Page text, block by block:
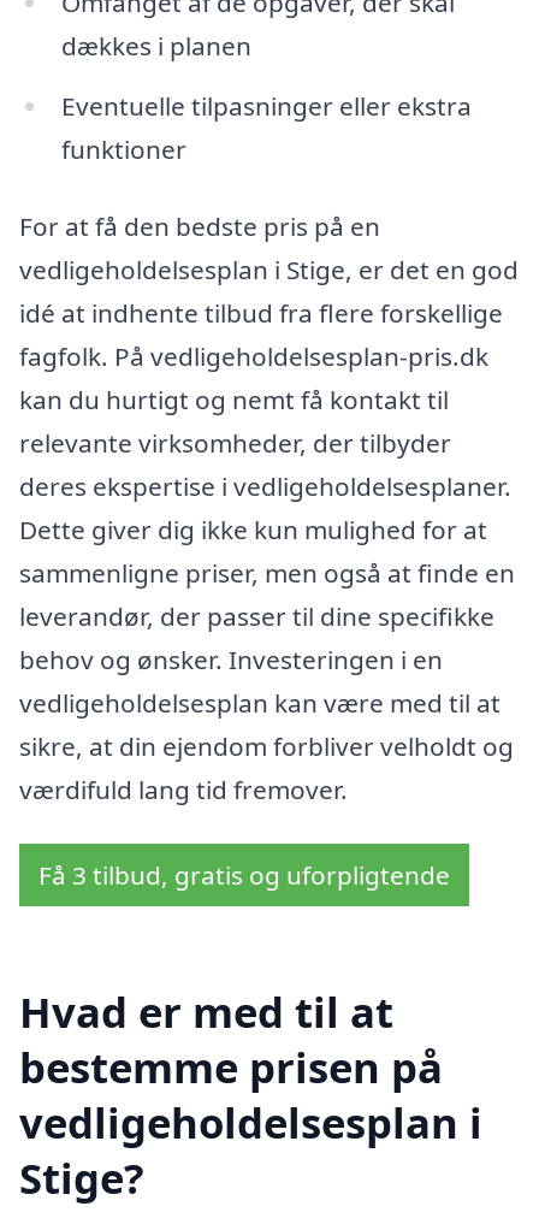
dækkes i planen
Eventuelle tilpasninger eller ekstra
funktioner
For at få den bedste pris på en
vedligeholdelsesplan i Stige, er det en god
idé at indhente tilbud fra flere forskellige
fagfolk. På vedligeholdelsesplan-pris.dk
kan du hurtigt og nemt få kontakt til
relevante virksomheder, der tilbyder
deres ekspertise i vedligeholdelsesplaner.
Dette giver dig ikke kun mulighed for at
sammenligne priser, men også at finde en
leverandør, der passer til dine specifikke
behov og ønsker. Investeringen i en
vedligeholdelsesplan kan være med til at
sikre, at din ejendom forbliver velholdt og
værdifuld lang tid fremover.
Få 3 tilbud, gratis og uforpligtende
Hvad er med til at
bestemme prisen på
vedligeholdelsesplan i
Stige?